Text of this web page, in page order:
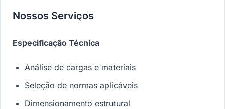
Nossos Serviços
Especificação Técnica
Análise de cargas e materiais
Seleção de normas aplicáveis
Dimensionamento estrutural